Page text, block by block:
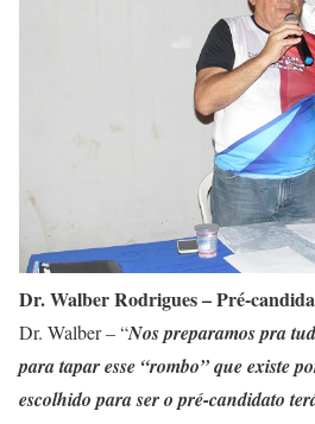
Dr. Walber Rodrigues – Pré-
Dr. Walber – “Nos preparamos pra
para tapar esse “rombo” que existe
escolhido para ser o pré-candidato